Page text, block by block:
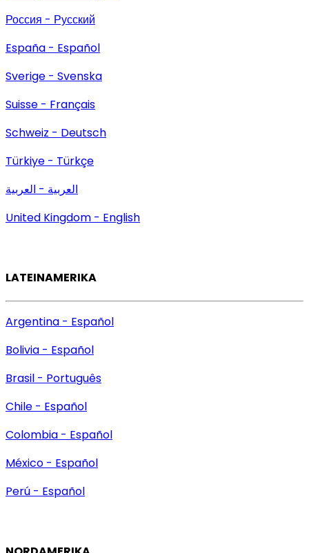
Россия - Русский
España - Español
Sverige - Svenska
Suisse - Français
Schweiz - Deutsch
Türkiye - Türkçe
العربية - العربية
United Kingdom - English
LATEINAMERIKA
Argentina - Español
Bolivia - Español
Brasil - Português
Chile - Español
Colombia - Español
México - Español
Perú - Español